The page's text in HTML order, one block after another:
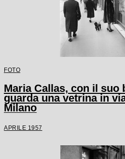
FOTO
Maria Callas, con il suo
guarda una vetrina in
Milano
APRILE 1957